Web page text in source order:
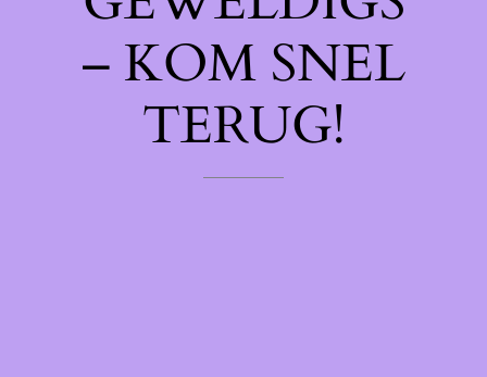
– KOM SNEL
TERUG!